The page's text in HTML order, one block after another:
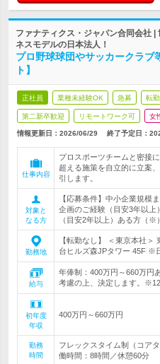
ファナティクス・ジャパン合同会社
ネスモデルの日本法人！
プロ野球球団やサッカークラブ
ト】
正社員 業種未経験OK 急募 転
第二新卒歓迎 リモートワーク可 女
情報更新日：2026/06/29 終了予定日：
仕事内容
プロスポーツチームと密接
超える施策を自立的に立案
引します。
対象と
なる方
【応募条件】中小企業規模
企画のご経験（目安3年以上
（目安2年以上）ある方（※）
勤務地
【転勤なし】 ＜東京本社＞
台ヒルズ森JPタワー 45F ※
給与
年俸制：400万円～660万円
考慮の上、決定します。
初年度
年収
400万円～660万円
勤務
時間
フレックスタイム制（コア
働時間：8時間／休憩60分